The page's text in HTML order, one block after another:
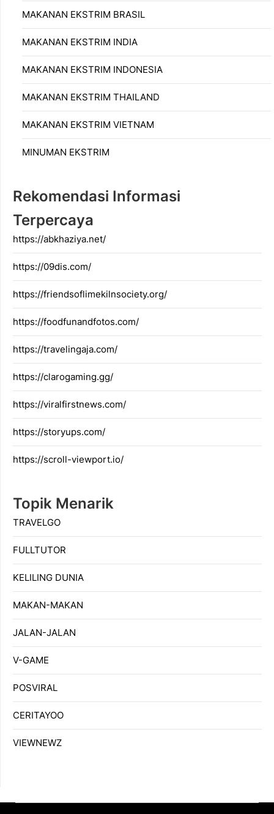
MAKANAN EKSTRIM BRASIL
MAKANAN EKSTRIM INDIA
MAKANAN EKSTRIM INDONESIA
MAKANAN EKSTRIM THAILAND
MAKANAN EKSTRIM VIETNAM
MINUMAN EKSTRIM
Rekomendasi Informasi
Terpercaya
https://abkhaziya.net/
https://09dis.com/
https://friendsoflimekilnsociety.org/
https://foodfunandfotos.com/
https://travelingaja.com/
https://clarogaming.gg/
https://viralfirstnews.com/
https://storyups.com/
https://scroll-viewport.io/
Topik Menarik
TRAVELGO
FULLTUTOR
KELILING DUNIA
MAKAN-MAKAN
JALAN-JALAN
V-GAME
POSVIRAL
CERITAYOO
VIEWNEWZ